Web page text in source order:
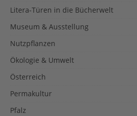
Litera-Türen in die Bücherwelt
Museum & Ausstellung
Nutzpflanzen
Ökologie & Umwelt
Österreich
Permakultur
Pfalz